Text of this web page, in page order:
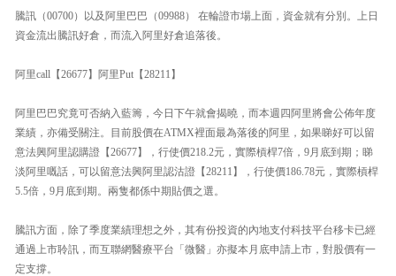
騰訊（00700）以及阿里巴巴（09988） 在輪證市場上面，資金就有分別。上日
資金流出騰訊好倉，而流入阿里好倉追落後。
阿里call【26677】阿里Put【28211】
阿里巴巴究竟可否納入藍籌，今日下午就會揭曉，而本週四阿里將會公佈年度
業績，亦備受關注。目前股價在ATMX裡面最為落後的阿里，如果睇好可以留
意法興阿里認購證【26677】，行使價218.2元，實際槓桿7倍，9月底到期；睇
淡阿里嘅話，可以留意法興阿里認沽證【28211】，行使價186.78元，實際槓桿
5.5倍，9月底到期。兩隻都係中期貼價之選。
騰訊方面，除了季度業績理想之外，其有份投資的內地支付科技平台移卡已經
通過上市聆訊，而互聯網醫療平台「微醫」亦擬本月底申請上市，對股價有一
定支撐。